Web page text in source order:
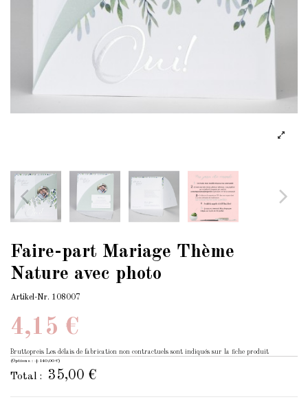
Faire-part Mariage Thème
Nature avec photo
Artikel-Nr. 108007
4,15 €
Bruttopreis Les délais de fabrication non contractuels sont indiqués sur la fiche produit
(Options : +140,00 €)
Total : 35,00 €